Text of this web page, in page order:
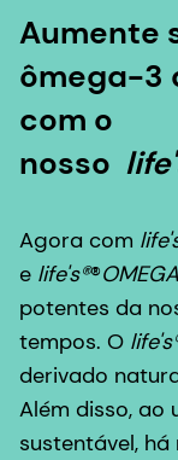
Aumente
ômega-3
com o
nosso
Agora com
e life's®®OMEGA
potentes da
tempos. O
derivado
Além disso, ao
sustentável,